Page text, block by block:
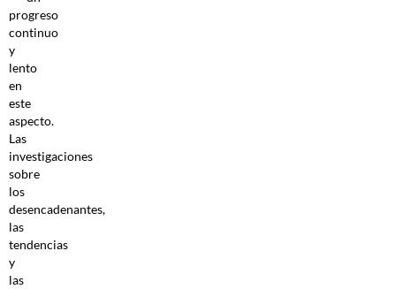
progreso
continuo
y
lento
en
este
aspecto.
Las
investigaciones
sobre
los
desencadenantes,
las
tendencias
y
las